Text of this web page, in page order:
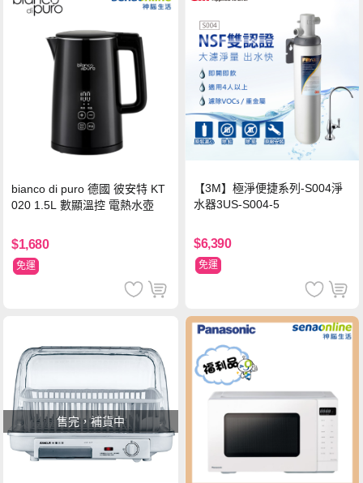
bianco di puro 德國 彼安特 KT
020 1.5L 數顯溫控 電熱水壺
$1,680
免運
【3M】極淨便捷系列-S004淨
水器3US-S004-5
$6,390
免運
售完，補貨中